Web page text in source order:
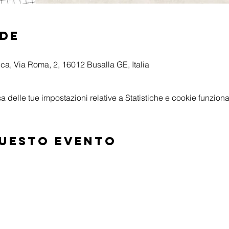
Via Roma, 2, 16012 Busalla GE, Italia
delle tue impostazioni relative a Statistiche e cookie
evento